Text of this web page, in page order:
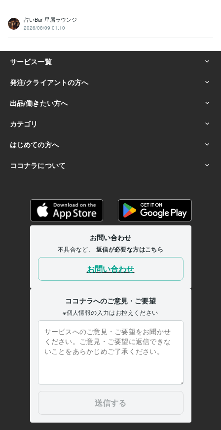
占いBar 星屑ラウンジ
2026/08/09 01:10